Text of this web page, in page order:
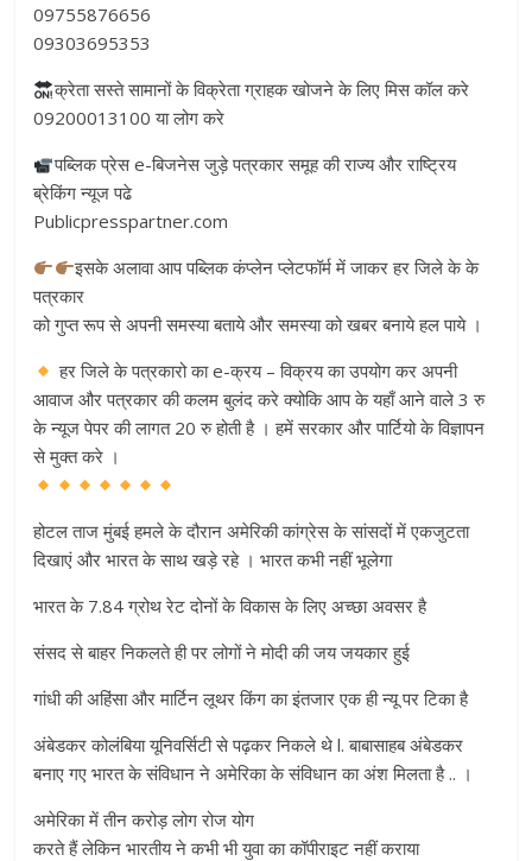
09755876656
09303695353
क्रेता सस्ते सामानों के विक्रेता ग्राहक खोजने के लिए मिस कॉल करे
09200013100 या लोग करे
पब्लिक प्रेस e-बिजनेस जुड़े पत्रकार समूह की राज्य और राष्ट्रिय
ब्रेकिंग न्यूज पढे
Publicpresspartner.com
इसके अलावा आप पब्लिक कंप्लेन प्लेटफॉर्म में जाकर हर जिले के के
पत्रकार
को गुप्त रूप से अपनी समस्या बताये और समस्या को खबर बनाये हल पाये ।
हर जिले के पत्रकारो का e-क्रय – विक्रय का उपयोग कर अपनी
आवाज और पत्रकार की कलम बुलंद करे क्योकि आप के यहाँ आने वाले 3 रु
के न्यूज पेपर की लागत 20 रु होती है । हमें सरकार और पार्टियो के विज्ञापन
से मुक्त करे ।
होटल ताज मुंबई हमले के दौरान अमेरिकी कांग्रेस के सांसदों में एकजुटता
दिखाएं और भारत के साथ खड़े रहे । भारत कभी नहीं भूलेगा
भारत के 7.84 ग्रोथ रेट दोनों के विकास के लिए अच्छा अवसर है
संसद से बाहर निकलते ही पर लोगों ने मोदी की जय जयकार हुई
गांधी की अहिंसा और मार्टिन लूथर किंग का इंतजार एक ही न्यू पर टिका है
अंबेडकर कोलंबिया यूनिवर्सिटी से पढ़कर निकले थे l. बाबासाहब अंबेडकर
बनाए गए भारत के संविधान ने अमेरिका के संविधान का अंश मिलता है .. ।
अमेरिका में तीन करोड़ लोग रोज योग
करते हैं लेकिन भारतीय ने कभी भी युवा का कॉपीराइट नहीं कराया